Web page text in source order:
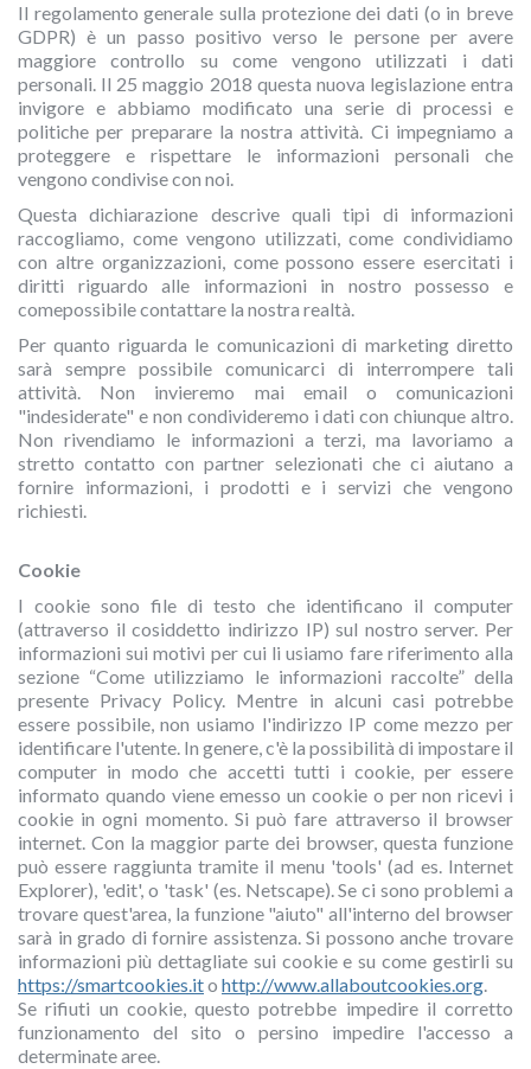
Il regolamento generale sulla protezione dei dati (o in breve
GDPR) è un passo positivo verso le persone per avere
maggiore controllo su come vengono utilizzati i dati
personali. Il 25 maggio 2018 questa nuova legislazione entra
invigore e abbiamo modificato una serie di processi e
politiche per preparare la nostra attività. Ci impegniamo a
proteggere e rispettare le informazioni personali che
vengono condivise con noi.
Questa dichiarazione descrive quali tipi di informazioni
raccogliamo, come vengono utilizzati, come condividiamo
con altre organizzazioni, come possono essere esercitati i
diritti riguardo alle informazioni in nostro possesso e
comepossibile contattare la nostra realtà.
Per quanto riguarda le comunicazioni di marketing diretto
sarà sempre possibile comunicarci di interrompere tali
attività. Non invieremo mai email o comunicazioni
"indesiderate" e non condivideremo i dati con chiunque altro.
Non rivendiamo le informazioni a terzi, ma lavoriamo a
stretto contatto con partner selezionati che ci aiutano a
fornire informazioni, i prodotti e i servizi che vengono
richiesti.
Cookie
I cookie sono file di testo che identificano il computer
(attraverso il cosiddetto indirizzo IP) sul nostro server. Per
informazioni sui motivi per cui li usiamo fare riferimento alla
sezione “Come utilizziamo le informazioni raccolte” della
presente Privacy Policy. Mentre in alcuni casi potrebbe
essere possibile, non usiamo l'indirizzo IP come mezzo per
identificare l'utente. In genere, c'è la possibilità di impostare il
computer in modo che accetti tutti i cookie, per essere
informato quando viene emesso un cookie o per non ricevi i
cookie in ogni momento. Si può fare attraverso il browser
internet. Con la maggior parte dei browser, questa funzione
può essere raggiunta tramite il menu 'tools' (ad es. Internet
Explorer), 'edit', o 'task' (es. Netscape). Se ci sono problemi a
trovare quest'area, la funzione "aiuto" all'interno del browser
sarà in grado di fornire assistenza. Si possono anche trovare
informazioni più dettagliate sui cookie e su come gestirli su
https://smartcookies.ito http://www.allaboutcookies.org.
Se rifiuti un cookie, questo potrebbe impedire il corretto
funzionamento del sito o persino impedire l'accesso a
determinate aree.